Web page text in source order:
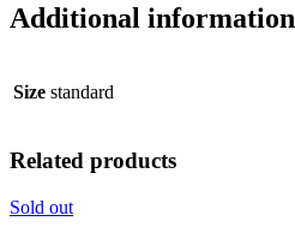
Additional information
Size standard
Related products
Sold out